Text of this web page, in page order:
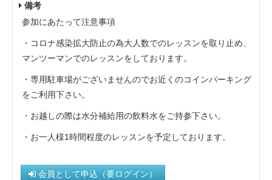
備考
参加にあたって注意事項
・コロナ感染拡大防止の為大人数でのレッスンを取り止め、
マンツーマンでのレッスンをしております。
・専用駐車場がございませんのでお近くのコインパーキング
をご利用下さい。
・お越しの際は水分補給用の飲料水をご持参下さい。
・お一人様1時間程度のレッスンを予定しております。
会員として申込（要ログイン）